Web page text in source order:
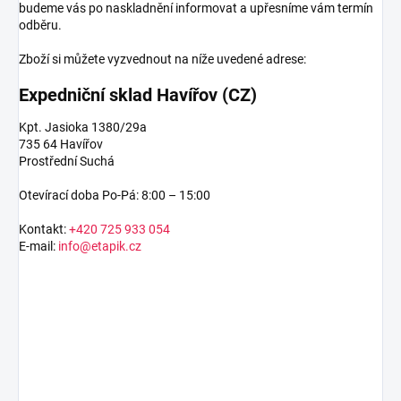
budeme vás po naskladnění informovat a upřesníme vám termín
odběru.
Zboží si můžete vyzvednout na níže uvedené adrese:
Expedniční sklad Havířov (CZ)
Kpt. Jasioka 1380/29a
735 64 Havířov
Prostřední Suchá
Otevírací doba Po-Pá: 8:00 – 15:00
Kontakt:+420 725 933 054
E-mail: info@etapik.cz